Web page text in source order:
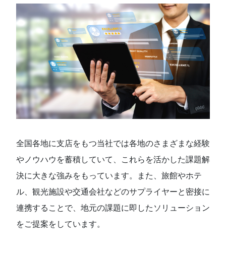
全国各地に支店をもつ当社では各地のさまざまな経験
やノウハウを蓄積していて、これらを活かした課題解
決に大きな強みをもっています。また、旅館やホテ
ル、観光施設や交通会社などのサプライヤーと密接に
連携することで、地元の課題に即したソリューション
をご提案をしています。